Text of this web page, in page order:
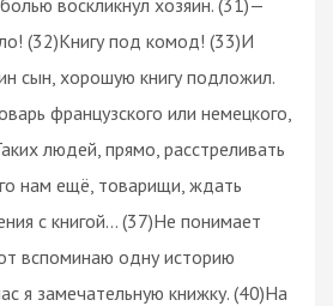
(32)Книгу под комод! (33)И
сын, хорошую книгу подложил.
французского или немецкого,
людей, прямо, расстреливать
нам ещё, товарищи, ждать
с книгой… (37)Не понимает
вспоминаю одну историю
я замечательную книжку. (40)На